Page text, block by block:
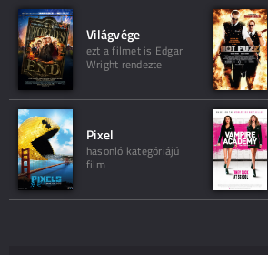
Világvége
ezt a filmet is Edgar
Wright rendezte
Pixel
hasonló kategóriájú
film